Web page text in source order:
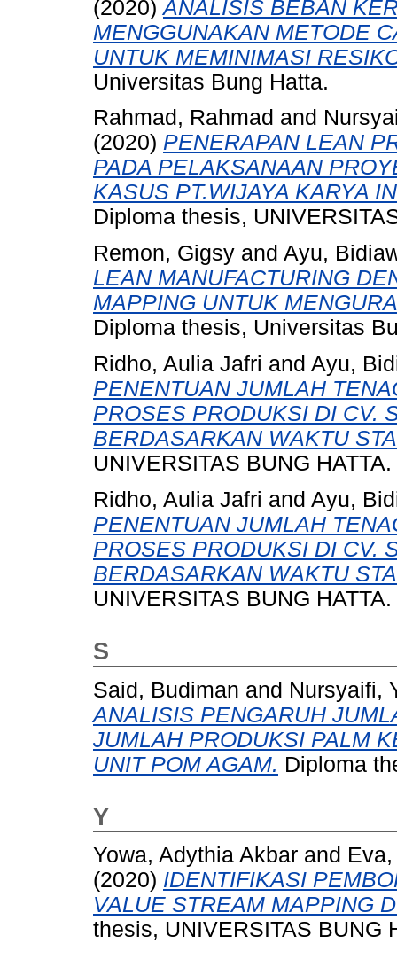
(2020)ANALISIS BEBAN
MENGGUNAKAN METODE
UNTUK MEMINIMASI
Universitas Bung Hatta.
Rahmad, Rahmad and
(2020) PENERAPAN LEAN
PADA PELAKSANAAN
KASUS PT.WIJAYA KARYA
Diploma thesis,
Remon, Gigsy and Ayu,
LEAN MANUFACTURING
MAPPING UNTUK
Diploma thesis, Universitas
Ridho, Aulia Jafri and Ayu,
PENENTUAN JUMLAH
PROSES PRODUKSI DI CV.
BERDASARKAN WAKTU
UNIVERSITAS BUNG HATTA.
Ridho, Aulia Jafri and Ayu,
PENENTUAN JUMLAH
PROSES PRODUKSI DI CV.
BERDASARKAN WAKTU
UNIVERSITAS BUNG HATTA.
S
Said, Budiman and Nursyaifi,
ANALISIS PENGARUH
JUMLAH PRODUKSI PALM
UNIT POM AGAM. Diploma
Y
Yowa, Adythia Akbar and
(2020) IDENTIFIKASI
VALUE STREAM MAPPING
thesis, UNIVERSITAS BUNG